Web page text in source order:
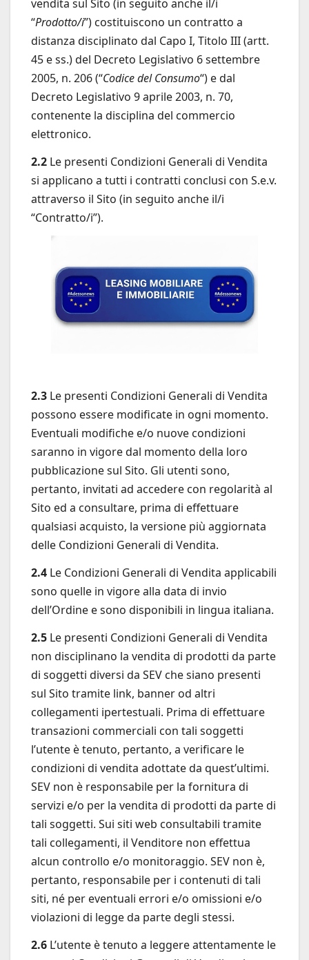
vendita sul Sito (in seguito anche il/i
“Prodotto/i”) costituiscono un contratto a
distanza disciplinato dal Capo I, Titolo III (artt.
45 e ss.) del Decreto Legislativo 6 settembre
2005, n. 206 (“Codice del Consumo“) e dal
Decreto Legislativo 9 aprile 2003, n. 70,
contenente la disciplina del commercio
elettronico.
2.2 Le presenti Condizioni Generali di Vendita
si applicano a tutti i contratti conclusi con S.e.v.
attraverso il Sito (in seguito anche il/i
“Contratto/i”).
2.3 Le presenti Condizioni Generali di Vendita
possono essere modificate in ogni momento.
Eventuali modifiche e/o nuove condizioni
saranno in vigore dal momento della loro
pubblicazione sul Sito. Gli utenti sono,
pertanto, invitati ad accedere con regolarità al
Sito ed a consultare, prima di effettuare
qualsiasi acquisto, la versione più aggiornata
delle Condizioni Generali di Vendita.
2.4 Le Condizioni Generali di Vendita applicabili
sono quelle in vigore alla data di invio
dell’Ordine e sono disponibili in lingua italiana.
2.5 Le presenti Condizioni Generali di Vendita
non disciplinano la vendita di prodotti da parte
di soggetti diversi da SEV che siano presenti
sul Sito tramite link, banner od altri
collegamenti ipertestuali. Prima di effettuare
transazioni commerciali con tali soggetti
l’utente è tenuto, pertanto, a verificare le
condizioni di vendita adottate da quest’ultimi.
SEV non è responsabile per la fornitura di
servizi e/o per la vendita di prodotti da parte di
tali soggetti. Sui siti web consultabili tramite
tali collegamenti, il Venditore non effettua
alcun controllo e/o monitoraggio. SEV non è,
pertanto, responsabile per i contenuti di tali
siti, né per eventuali errori e/o omissioni e/o
violazioni di legge da parte degli stessi.
2.6 L’utente è tenuto a leggere attentamente le